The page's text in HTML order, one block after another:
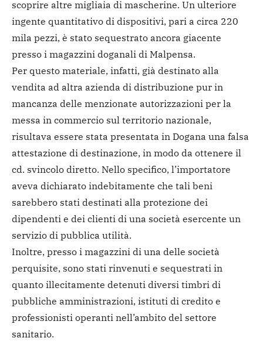
scoprire altre migliaia di mascherine. Un ulteriore
ingente quantitativo di dispositivi, pari a circa 220
mila pezzi, è stato sequestrato ancora giacente
presso i magazzini doganali di Malpensa.
Per questo materiale, infatti, già destinato alla
vendita ad altra azienda di distribuzione pur in
mancanza delle menzionate autorizzazioni per la
messa in commercio sul territorio nazionale,
risultava essere stata presentata in Dogana una falsa
attestazione di destinazione, in modo da ottenere il
cd. svincolo diretto. Nello specifico, l’importatore
aveva dichiarato indebitamente che tali beni
sarebbero stati destinati alla protezione dei
dipendenti e dei clienti di una società esercente un
servizio di pubblica utilità.
Inoltre, presso i magazzini di una delle società
perquisite, sono stati rinvenuti e sequestrati in
quanto illecitamente detenuti diversi timbri di
pubbliche amministrazioni, istituti di credito e
professionisti operanti nell’ambito del settore
sanitario.